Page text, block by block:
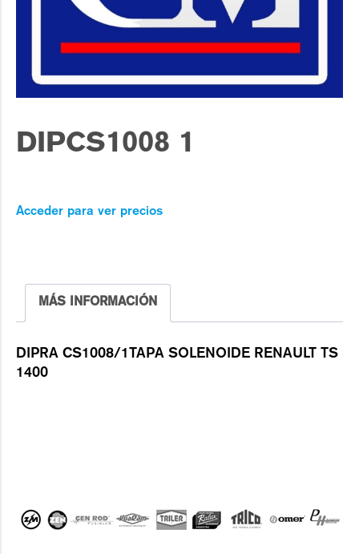
DIPCS1008 1
Acceder para ver precios
MÁS INFORMACIÓN
DIPRA CS1008/1TAPA SOLENOIDE RENAULT TS
1400